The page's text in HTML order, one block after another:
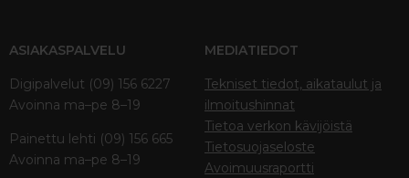
ASIAKASPALVELU
Digipalvelut (09) 156 6227
Avoinna ma–pe 8–19
Painettu lehti (09) 156 665
Avoinna ma–pe 8–19
MEDIATIEDOT
Tekniset tiedot, aikataulut ja
ilmoitushinnat
Tietoa verkon kävijöistä
Tietosuojaseloste
Avoimuusraportti